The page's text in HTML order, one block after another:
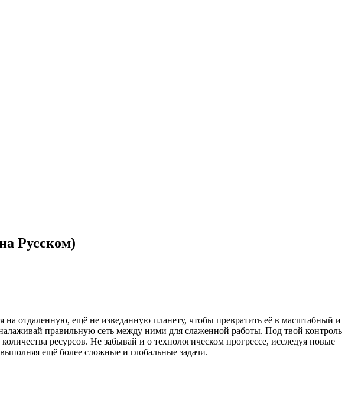
Русском)
на отдаленную, ещё не изведанную планету, чтобы превратить её в масштабный и
правильную сеть между ними для слаженной работы. Под твой контроль
ресурсов. Не забывай и о технологическом прогрессе, исследуя новые
ещё более сложные и глобальные задачи.